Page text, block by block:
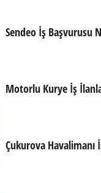
Sendeo İş Başvurusu
Motorlu Kurye İş
Çukurova Havalimanı